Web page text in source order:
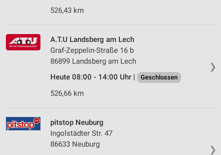
526,43 km
❯
A.T.U Landsberg am Lech
Graf-Zeppelin-Straße 16 b
86899 Landsberg am Lech
Heute 08:00 - 14:00 Uhr |
Geschlossen
526,66 km
❯
pitstop Neuburg
Ingolstädter Str. 47
86633 Neuburg